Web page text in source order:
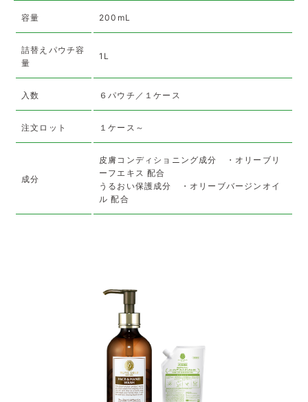
容量 200mL
詰替えパウチ容
量
1L
入数 ６パウチ／１ケース
注文ロット １ケース～
成分
皮膚コンディショニング成分 ・オリーブリ
ーフエキス 配合
うるおい保護成分 ・オリーブバージンオイ
ル 配合